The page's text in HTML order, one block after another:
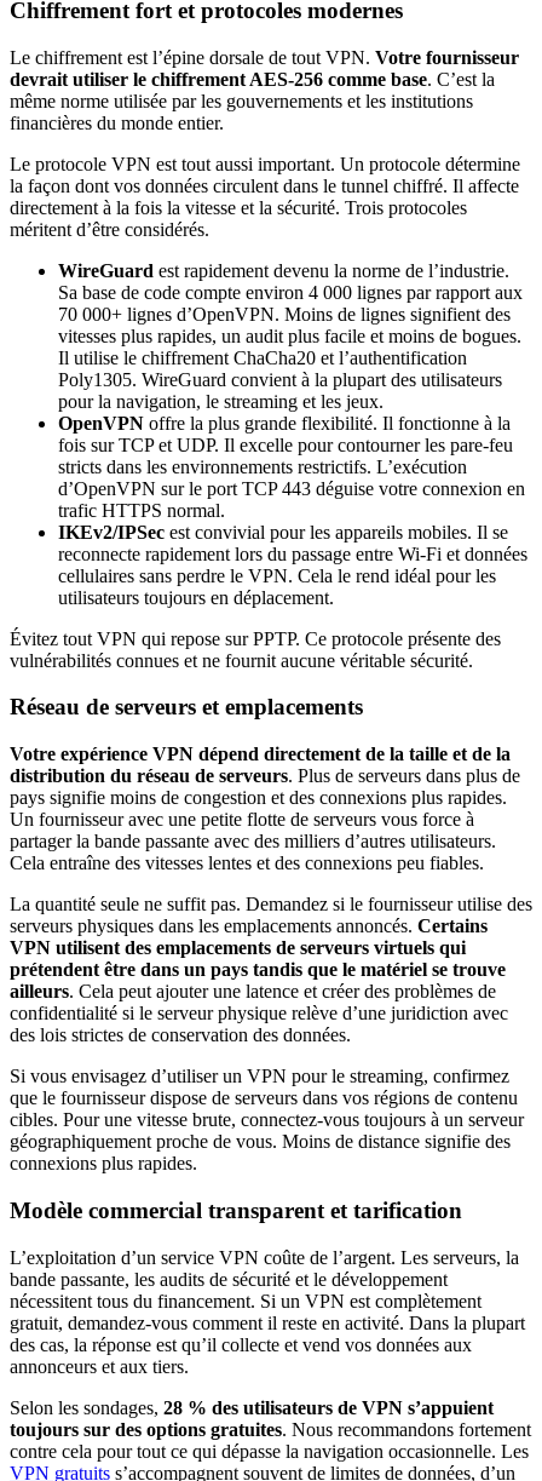
Chiffrement fort et protocoles modernes
Le chiffrement est l’épine dorsale de tout VPN. Votre fournisseur
devrait utiliser le chiffrement AES-256 comme base. C’est la
même norme utilisée par les gouvernements et les institutions
financières du monde entier.
Le protocole VPN est tout aussi important. Un protocole détermine
la façon dont vos données circulent dans le tunnel chiffré. Il affecte
directement à la fois la vitesse et la sécurité. Trois protocoles
méritent d’être considérés.
WireGuard est rapidement devenu la norme de l’industrie.
Sa base de code compte environ 4 000 lignes par rapport aux
70 000+ lignes d’OpenVPN. Moins de lignes signifient des
vitesses plus rapides, un audit plus facile et moins de bogues.
Il utilise le chiffrement ChaCha20 et l’authentification
Poly1305. WireGuard convient à la plupart des utilisateurs
pour la navigation, le streaming et les jeux.
OpenVPN offre la plus grande flexibilité. Il fonctionne à la
fois sur TCP et UDP. Il excelle pour contourner les pare-feu
stricts dans les environnements restrictifs. L’exécution
d’OpenVPN sur le port TCP 443 déguise votre connexion en
trafic HTTPS normal.
IKEv2/IPSec est convivial pour les appareils mobiles. Il se
reconnecte rapidement lors du passage entre Wi-Fi et données
cellulaires sans perdre le VPN. Cela le rend idéal pour les
utilisateurs toujours en déplacement.
Évitez tout VPN qui repose sur PPTP. Ce protocole présente des
vulnérabilités connues et ne fournit aucune véritable sécurité.
Réseau de serveurs et emplacements
Votre expérience VPN dépend directement de la taille et de la
distribution du réseau de serveurs. Plus de serveurs dans plus de
pays signifie moins de congestion et des connexions plus rapides.
Un fournisseur avec une petite flotte de serveurs vous force à
partager la bande passante avec des milliers d’autres utilisateurs.
Cela entraîne des vitesses lentes et des connexions peu fiables.
La quantité seule ne suffit pas. Demandez si le fournisseur utilise des
serveurs physiques dans les emplacements annoncés. Certains
VPN utilisent des emplacements de serveurs virtuels qui
prétendent être dans un pays tandis que le matériel se trouve
ailleurs. Cela peut ajouter une latence et créer des problèmes de
confidentialité si le serveur physique relève d’une juridiction avec
des lois strictes de conservation des données.
Si vous envisagez d’utiliser un VPN pour le streaming, confirmez
que le fournisseur dispose de serveurs dans vos régions de contenu
cibles. Pour une vitesse brute, connectez-vous toujours à un serveur
géographiquement proche de vous. Moins de distance signifie des
connexions plus rapides.
Modèle commercial transparent et tarification
L’exploitation d’un service VPN coûte de l’argent. Les serveurs, la
bande passante, les audits de sécurité et le développement
nécessitent tous du financement. Si un VPN est complètement
gratuit, demandez-vous comment il reste en activité. Dans la plupart
des cas, la réponse est qu’il collecte et vend vos données aux
annonceurs et aux tiers.
Selon les sondages, 28 % des utilisateurs de VPN s’appuient
toujours sur des options gratuites. Nous recommandons fortement
contre cela pour tout ce qui dépasse la navigation occasionnelle. Les
VPN gratuits s’accompagnent souvent de limites de données, d’un